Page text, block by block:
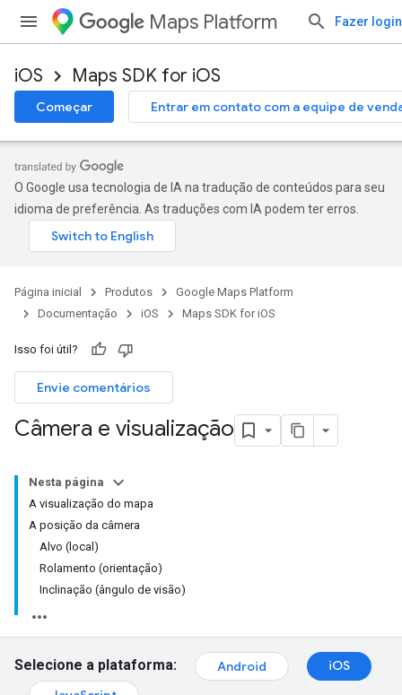
Maps Platform Fazer login
iOS Maps SDK for iOS
Começar Entrar em contato com a equipe de
O Google usa tecnologia de IA na tradução de conteúdos para seu
idioma de preferência. As traduções com IA podem ter erros.
Página inicial Produtos
Google Maps Platform
Documentação
iOS Maps SDK for iOS
Isso foi útil?
Envie comentários
Câmera e visualização
Nesta página
A visualização do mapa
A posição da câmera
Alvo (local)
Rolamento (orientação)
Inclinação (ângulo de visão)
Selecione a plataforma: Android
iOS